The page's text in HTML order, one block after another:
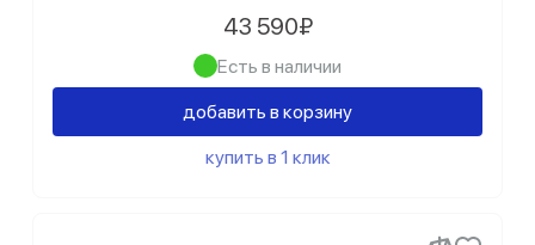
43 590₽
Есть в наличии
добавить в корзину
купить в 1 клик